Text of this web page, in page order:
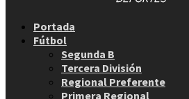
Portada
Fútbol
Segunda B
Tercera División
Regional Preferente
Primera Regional